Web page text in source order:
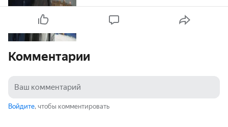
Комментарии
Войдите, чтобы комментировать